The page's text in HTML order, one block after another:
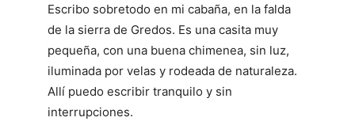
Escribo sobretodo en mi cabaña, en la falda
de la sierra de Gredos. Es una casita muy
pequeña, con una buena chimenea, sin luz,
iluminada por velas y rodeada de naturaleza.
Allí puedo escribir tranquilo y sin
interrupciones.